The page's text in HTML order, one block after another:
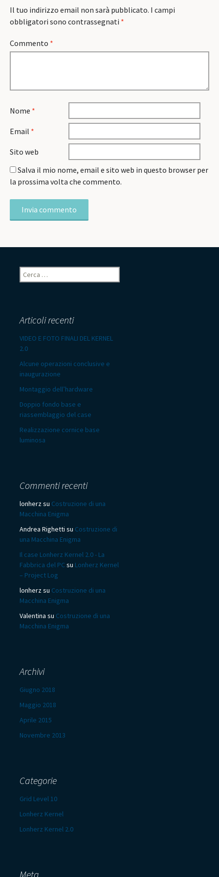
Il tuo indirizzo email non sarà pubblicato. I campi
obbligatori sono contrassegnati *
Commento *
Nome *
Email *
Sito web
Salva il mio nome, email e sito web in questo browser per
la prossima volta che commento.
Ricerca
per:
Articoli recenti
VIDEO E FOTO FINALI DEL KERNEL
2.0
Alcune operazioni conclusive e
inaugurazione
Montaggio dell’hardware
Doppio fondo base e
riassemblaggio del case
Realizzazione cornice base
luminosa
Commenti recenti
lonherzsu Costruzione di una
Macchina Enigma
Andrea Righetti su Costruzione di
una Macchina Enigma
Il case Lonherz Kernel 2.0 - La
Fabbrica del PCsu Lonherz Kernel
– Project Log
lonherzsu Costruzione di una
Macchina Enigma
Valentina su Costruzione di una
Macchina Enigma
Archivi
Giugno 2018
Maggio 2018
Aprile 2015
Novembre 2013
Categorie
Grid Level 10
Lonherz Kernel
Lonherz Kernel 2.0
Meta